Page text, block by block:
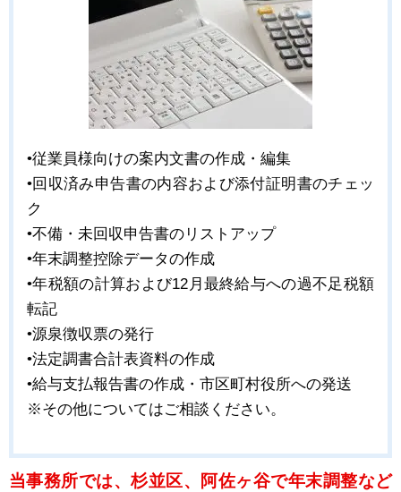
•従業員様向けの案内文書の作成・編集
•回収済み申告書の内容および添付証明書のチェッ
ク
•不備・未回収申告書のリストアップ
•年末調整控除データの作成
•年税額の計算および12月最終給与への過不足税額
転記
•源泉徴収票の発行
•法定調書合計表資料の作成
•給与支払報告書の作成・市区町村役所への発送
※その他についてはご相談ください。
当事務所では、杉並区、阿佐ヶ谷で年末調整など